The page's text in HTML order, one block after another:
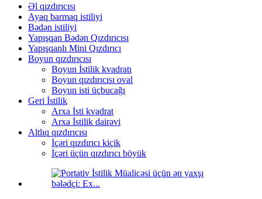
Əl qızdırıcısı
Ayaq barmaq istiliyi
Bədən istiliyi
Yapışqan Bədən Qızdırıcısı
Yapışqanlı Mini Qızdırıcı
Boyun qızdırıcısı
Boyun İstilik kvadratı
Boyun qızdırıcısı oval
Boyun isti üçbucağı
Geri İstilik
Arxa İsti kvadrat
Arxa İstilik dairəvi
Altlıq qızdırıcısı
İçəri qızdırıcı kiçik
İçəri üçün qızdırıcı böyük